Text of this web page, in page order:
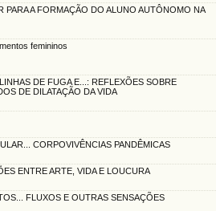
A FORMAÇÃO DO ALUNO AUTÔNOMO NA
femininos
DE FUGA E...: REFLEXÕES SOBRE
DE DILATAÇÃO DA VIDA
CORPOVIVÊNCIAS PANDÊMICAS
ENTRE ARTE, VIDA E LOUCURA
FLUXOS E OUTRAS SENSAÇÕES